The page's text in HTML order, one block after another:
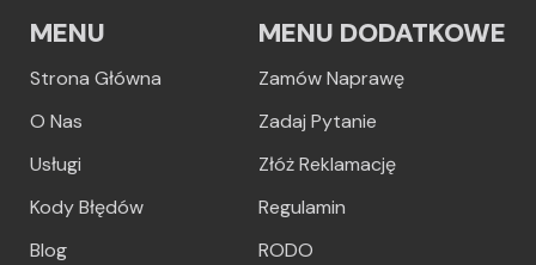
MENU
Strona Główna
O Nas
Usługi
Kody Błędów
Blog
MENU DODATKOWE
Zamów Naprawę
Zadaj Pytanie
Złóż Reklamację
Regulamin
RODO